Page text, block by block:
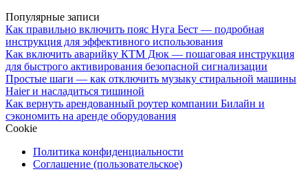
Популярные записи
Как правильно включить пояс Нуга Бест — подробная
инструкция для эффективного использования
Как включить аварийку КТМ Дюк — пошаговая инструкция
для быстрого активирования безопасной сигнализации
Простые шаги — как отключить музыку стиральной машины
Haier и насладиться тишиной
Как вернуть арендованный роутер компании Билайн и
сэкономить на аренде оборудования
Cookie
Политика конфиденциальности
Соглашение (пользовательское)